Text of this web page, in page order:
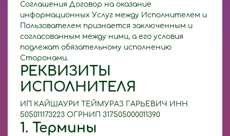
Соглашения Договор на оказание
информационных Услуг между Исполнителем и
Пользователем признается заключенным и
согласованным между ними, а его условия
подлежат обязательному исполнению
Сторонами.
РЕКВИЗИТЫ
ИСПОЛНИТЕЛЯ
ИП КАЙШАУРИ ТЕЙМУРАЗ ГАРЬЕВИЧ ИНН
505011173223 ОГРНИП 317505000011390
1. Термины